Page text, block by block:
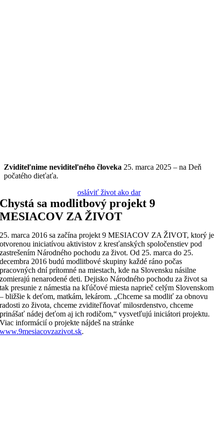
Zviditeľnime neviditeľného človeka 25. marca 2025 – na Deň
počatého dieťaťa.
osláviť život ako dar
Chystá sa modlitbový projekt 9
MESIACOV ZA ŽIVOT
25. marca 2016 sa začína projekt 9 MESIACOV ZA ŽIVOT, ktorý je
otvorenou iniciatívou aktivistov z kresťanských spoločenstiev pod
zastrešením Národného pochodu za život. Od 25. marca do 25.
decembra 2016 budú modlitbové skupiny každé ráno počas
pracovných dní prítomné na miestach, kde na Slovensku násilne
zomierajú nenarodené deti. Dejisko Národného pochodu za život sa
tak presunie z námestia na kľúčové miesta naprieč celým Slovenskom
– bližšie k deťom, matkám, lekárom. „Chceme sa modliť za obnovu
radosti zo života, chceme zviditeľňovať milosrdenstvo, chceme
prinášať nádej deťom aj ich rodičom,“ vysvetľujú iniciátori projektu.
Viac informácií o projekte nájdeš na stránke
www.9mesiacovzazivot.sk.